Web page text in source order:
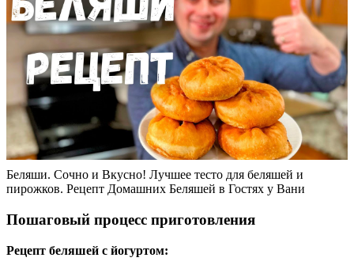
Беляши. Сочно и Вкусно! Лучшее тесто для беляшей и
пирожков. Рецепт Домашних Беляшей в Гостях у Вани
Пошаговый процесс приготовления
Рецепт беляшей с йогуртом: